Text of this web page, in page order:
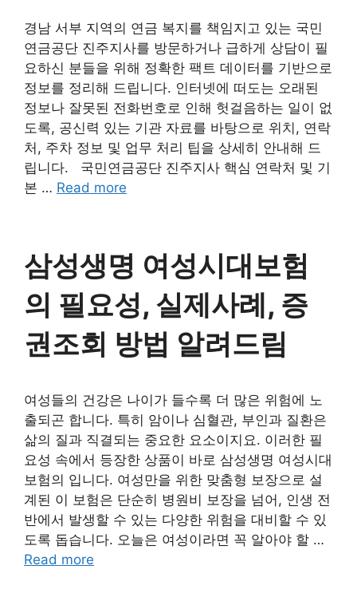
경남 서부 지역의 연금 복지를 책임지고 있는 국민
연금공단 진주지사를 방문하거나 급하게 상담이 필
요하신 분들을 위해 정확한 팩트 데이터를 기반으로
정보를 정리해 드립니다. 인터넷에 떠도는 오래된
정보나 잘못된 전화번호로 인해 헛걸음하는 일이 없
도록, 공신력 있는 기관 자료를 바탕으로 위치, 연락
처, 주차 정보 및 업무 처리 팁을 상세히 안내해 드
립니다. 국민연금공단 진주지사 핵심 연락처 및 기
본 … Read more
삼성생명 여성시대보험
의 필요성, 실제사례, 증
권조회 방법 알려드림
여성들의 건강은 나이가 들수록 더 많은 위험에 노
출되곤 합니다. 특히 암이나 심혈관, 부인과 질환은
삶의 질과 직결되는 중요한 요소이지요. 이러한 필
요성 속에서 등장한 상품이 바로 삼성생명 여성시대
보험의 입니다. 여성만을 위한 맞춤형 보장으로 설
계된 이 보험은 단순히 병원비 보장을 넘어, 인생 전
반에서 발생할 수 있는 다양한 위험을 대비할 수 있
도록 돕습니다. 오늘은 여성이라면 꼭 알아야 할 …
Read more